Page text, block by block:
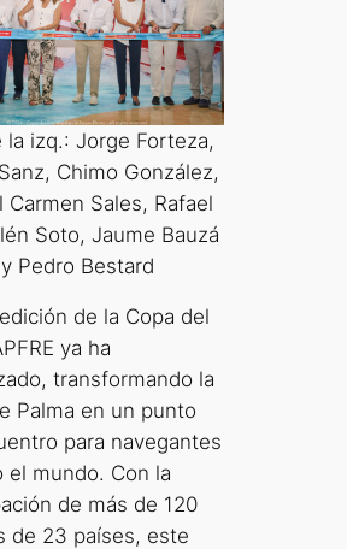
la izq.: Jorge Forteza,
Chimo González,
Carmen Sales, Rafael
Soto, Jaume Bauzá
y Pedro Bestard
de la Copa del
ya ha
transformando la
Palma en un punto
para navegantes
el mundo. Con la
de más de 120
de 23 países, este